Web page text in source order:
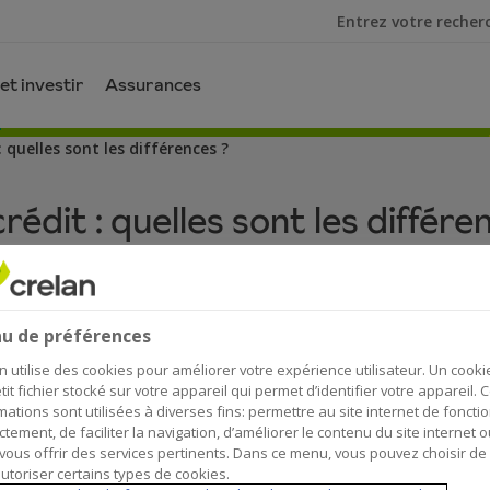
Je cherche
investir Assurances
sont les différences ?
: quelles sont les
des cartes de paiement est quotidienne, mais
de banque classique (carte de débit selon
elles se ressemblent, elles peuvent être
de préférences
utilise des cookies pour améliorer votre expérience utilisateur. Un
fichier stocké sur votre appareil qui permet d’identifier votre appareil.
sont utilisées à diverses fins: permettre au site internet de
de faciliter la navigation, d’améliorer le contenu du site internet
offrir des services pertinents. Dans ce menu, vous pouvez choisir de
certains types de cookies.